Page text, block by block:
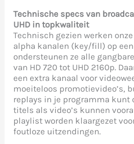
Technische specs van
UHD in topkwaliteit
Technisch gezien werken
alpha kanalen (key/fill) op
ondersteunen ze alle
van HD 720 tot UHD 2160p.
een extra kanaal voor
moeiteloos promotievideo’s,
replays in je programma kunt
titels als video’s kunnen
playlist worden klaargezet
foutloze uitzendingen.